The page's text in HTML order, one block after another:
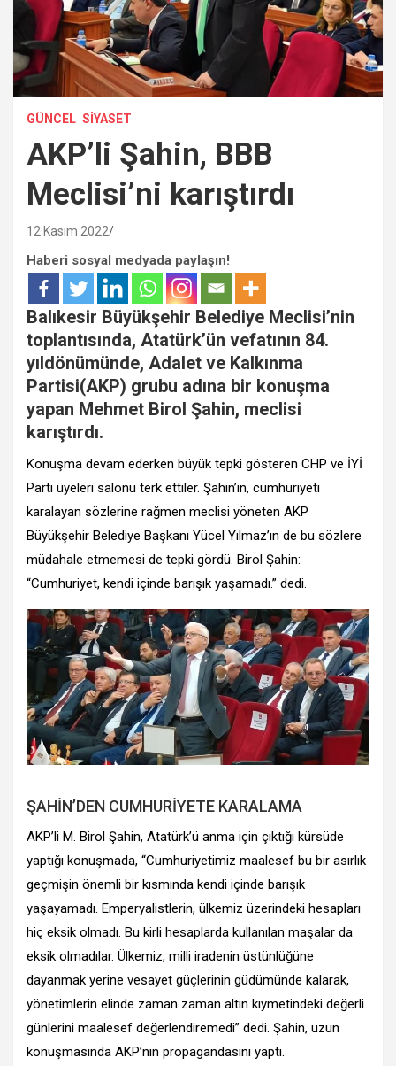
GÜNCEL SIYASET
AKP’li Şahin, BBB
Meclisi’ni karıştırdı
12 Kasım 2022
Haberi sosyal medyada paylaşın!
Balıkesir Büyükşehir Belediye Meclisi’nin
toplantısında, Atatürk’ün vefatının 84.
yıldönümünde, Adalet ve Kalkınma
Partisi(AKP) grubu adına bir konuşma
yapan Mehmet Birol Şahin, meclisi
karıştırdı.
Konuşma devam ederken büyük tepki gösteren CHP ve İYİ
Parti üyeleri salonu terk ettiler. Şahin’in, cumhuriyeti
karalayan sözlerine rağmen meclisi yöneten AKP
Büyükşehir Belediye Başkanı Yücel Yılmaz’ın de bu sözlere
müdahale etmemesi de tepki gördü. Birol Şahin:
“Cumhuriyet, kendi içinde barışık yaşamadı.” dedi.
ŞAHİN’DEN CUMHURİYETE KARALAMA
AKP’li M. Birol Şahin, Atatürk’ü anma için çıktığı kürsüde
yaptığı konuşmada, “Cumhuriyetimiz maalesef bu bir asırlık
geçmişin önemli bir kısmında kendi içinde barışık
yaşayamadı. Emperyalistlerin, ülkemiz üzerindeki hesapları
hiç eksik olmadı. Bu kirli hesaplarda kullanılan maşalar da
eksik olmadılar. Ülkemiz, milli iradenin üstünlüğüne
dayanmak yerine vesayet güçlerinin güdümünde kalarak,
yönetimlerin elinde zaman zaman altın kıymetindeki değerli
günlerini maalesef değerlendiremedi” dedi. Şahin, uzun
konuşmasında AKP’nin propagandasını yaptı.